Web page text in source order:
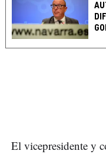
El vicepresidente y